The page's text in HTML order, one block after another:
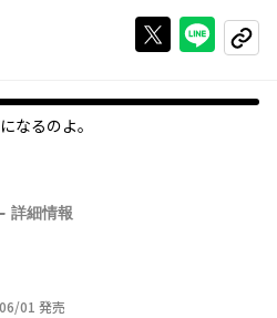
Xで投稿する
ライン
コピー
るのよ――。
で過ごしていた。そんなリルの前
と恋の物語。
詳細情報
01 2026年06月01日
発売